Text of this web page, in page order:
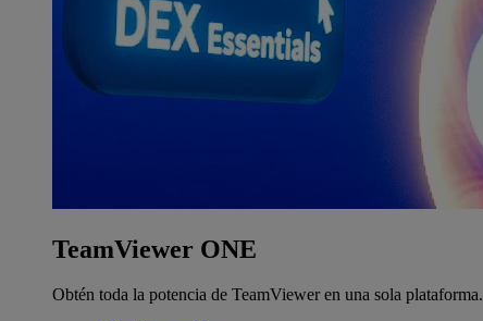
TeamViewer ONE
Obtén toda la potencia de TeamViewer en una sola plataforma.